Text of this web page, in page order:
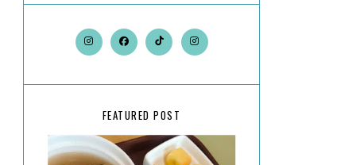
FEATURED POST